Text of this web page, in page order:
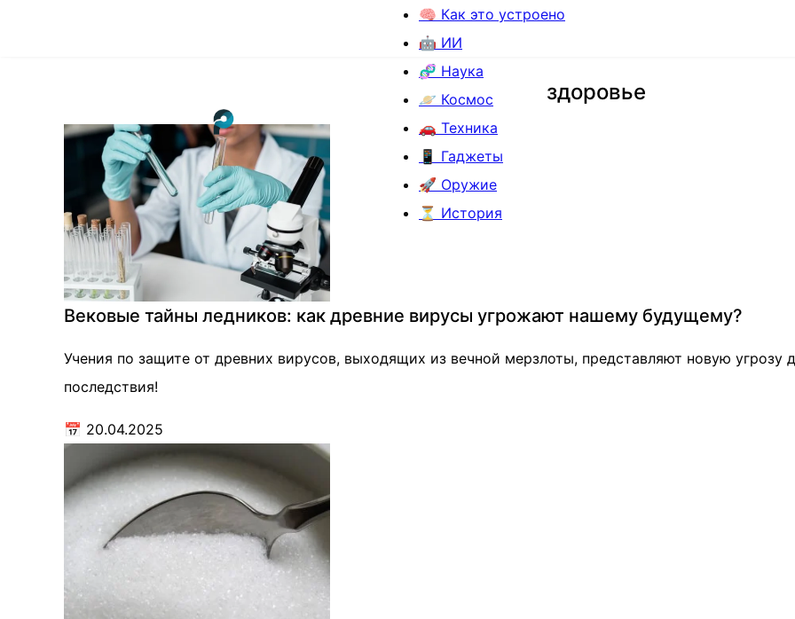
🧠 Как это устроено
🤖 ИИ
🧬 Наука
🪐 Космос
🚗 Техника
📱 Гаджеты
🚀 Оружие
⏳ История
здоровье
Вековые тайны ледников: как древние вирусы угрожают нашему будущему?
Учения по защите от древних вирусов, выходящих из вечной мерзлоты, представляют новую угрозу
последствия!
📅 20.04.2025